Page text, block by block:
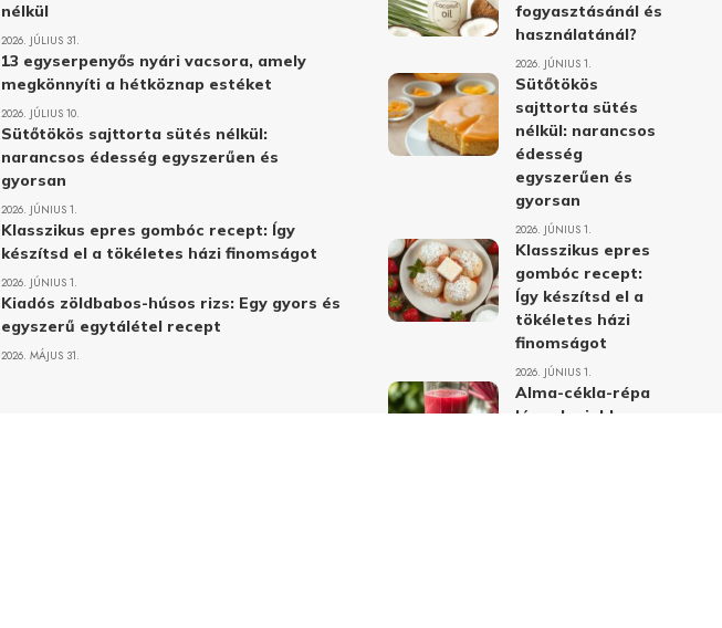
nélkül
2026. JÚLIUS 31.
13 egyserpenyős nyári vacsora, amely
megkönnyíti a hétköznap estéket
2026. JÚLIUS 10.
Sütőtökös sajttorta sütés nélkül:
narancsos édesség egyszerűen és
gyorsan
2026. JÚNIUS 1.
Klasszikus epres gombóc recept: Így
készítsd el a tökéletes házi finomságot
2026. JÚNIUS 1.
Kiadós zöldbabos-húsos rizs: Egy gyors és
egyszerű egytálétel recept
2026. MÁJUS 31.
fogyasztásánál és
használatánál?
2026. JÚNIUS 1.
Sütőtökös
sajttorta sütés
nélkül: narancsos
édesség
egyszerűen és
gyorsan
2026. JÚNIUS 1.
Klasszikus epres
gombóc recept:
Így készítsd el a
tökéletes házi
finomságot
2026. JÚNIUS 1.
Alma-cékla-répa
lé – a legjobb